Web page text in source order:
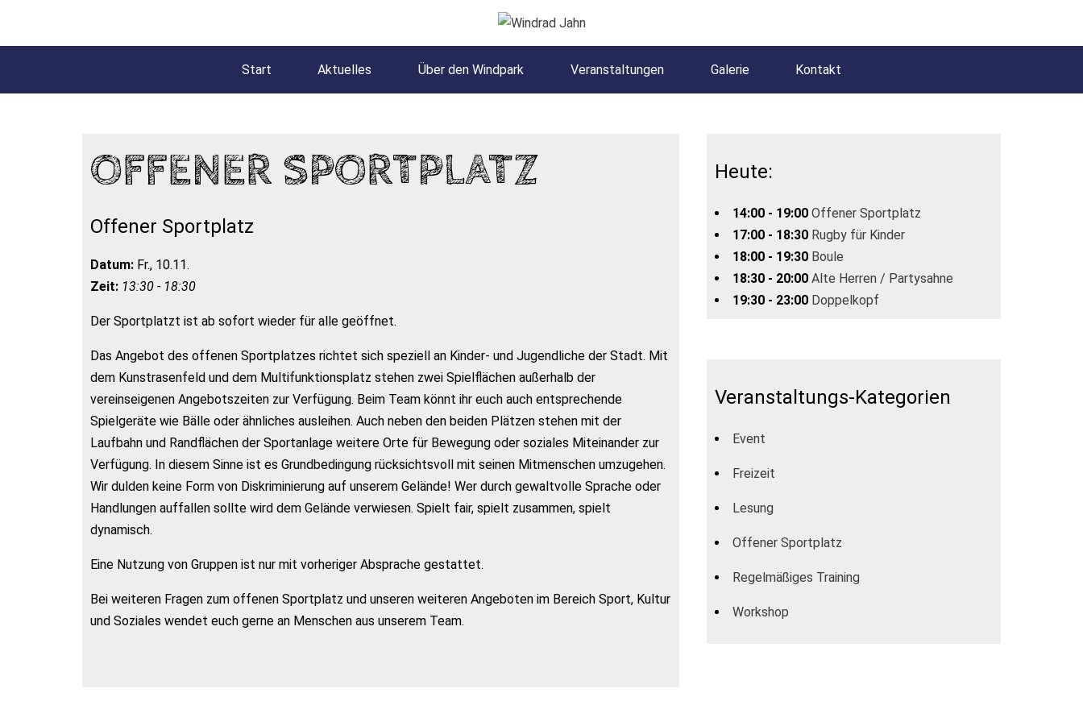
Start Aktuelles Über den Windpark Veranstaltungen Galerie Kontakt
OFFENER SPORTPLATZ
Offener Sportplatz
Datum: Fr., 10.11.
Zeit: 13:30 - 18:30
Der Sportplatzt ist ab sofort wieder für alle geöffnet.
Das Angebot des offenen Sportplatzes richtet sich speziell an Kinder- und Jugendliche der Stadt. Mit
dem Kunstrasenfeld und dem Multifunktionsplatz stehen zwei Spielflächen außerhalb der
vereinseigenen Angebotszeiten zur Verfügung. Beim Team könnt ihr euch auch entsprechende
Spielgeräte wie Bälle oder ähnliches ausleihen. Auch neben den beiden Plätzen stehen mit der
Laufbahn und Randflächen der Sportanlage weitere Orte für Bewegung oder soziales Miteinander zur
Verfügung. In diesem Sinne ist es Grundbedingung rücksichtsvoll mit seinen Mitmenschen umzugehen.
Wir dulden keine Form von Diskriminierung auf unserem Gelände! Wer durch gewaltvolle Sprache oder
Handlungen auffallen sollte wird dem Gelände verwiesen. Spielt fair, spielt zusammen, spielt
dynamisch.
Eine Nutzung von Gruppen ist nur mit vorheriger Absprache gestattet.
Bei weiteren Fragen zum offenen Sportplatz und unseren weiteren Angeboten im Bereich Sport, Kultur
und Soziales wendet euch gerne an Menschen aus unserem Team.
Heute:
14:00 - 19:00 Offener Sportplatz
17:00 - 18:30 Rugby für Kinder
18:00 - 19:30 Boule
18:30 - 20:00 Alte Herren / Partysahne
19:30 - 23:00 Doppelkopf
Veranstaltungs-Kategorien
Event
Freizeit
Lesung
Offener Sportplatz
Regelmäßiges Training
Workshop